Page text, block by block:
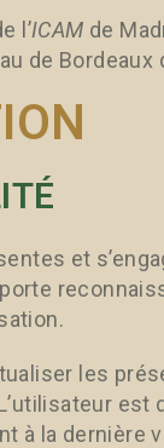
l’ICAM de
de Bordeaux
et
les
est
à la dernière